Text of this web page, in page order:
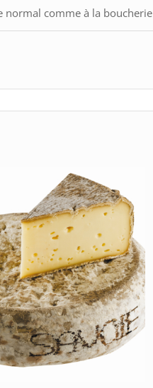
normal comme à la boucherie